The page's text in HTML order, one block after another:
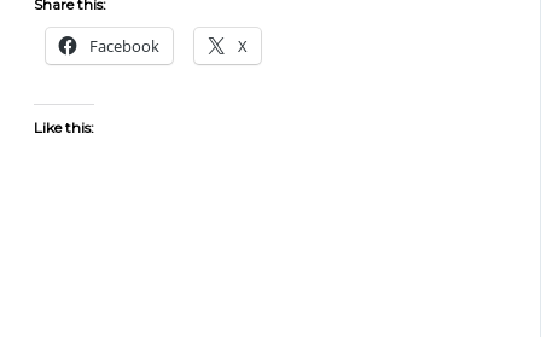
Share this:
Facebook X
Like this: